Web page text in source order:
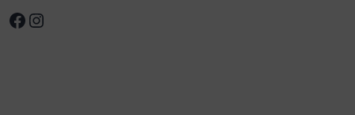
Facebook
Instagram